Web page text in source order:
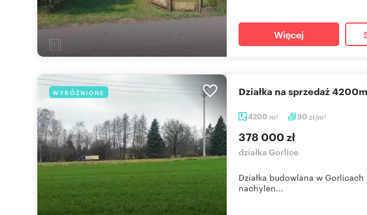
Więcej
WYRÓŻNIONE
4200 m2 90 zł/m2
działka na sprzedaż
378 000 zł
działka Gorlice
Działka budowlana w
nachylen...